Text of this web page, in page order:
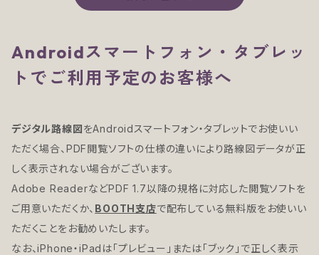
Androidスマートフォン・タブレッ
トでご利用予定のお客様へ
デジタル路線図をAndroidスマートフォン・タブレットでお使いい
ただく場合、PDF閲覧ソフトの仕様の違いにより路線図データが正
しく表示されない場合がございます。
Adobe ReaderなどPDF 1.7以降の規格に対応した閲覧ソフトを
ご用意いただくか、 BOOTH支店で配布している無料版をお使いい
ただくことをお勧めいたします。
なお、iPhone・iPadは「プレビュー」または「ブック」で正しく表示